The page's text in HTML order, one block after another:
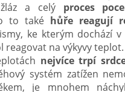
a celý proces
to také hůře reagují
ke kterým dochází v
reagovat na výkyvy teplot.
nejvíce trpí
systém zatížen
je mnohem